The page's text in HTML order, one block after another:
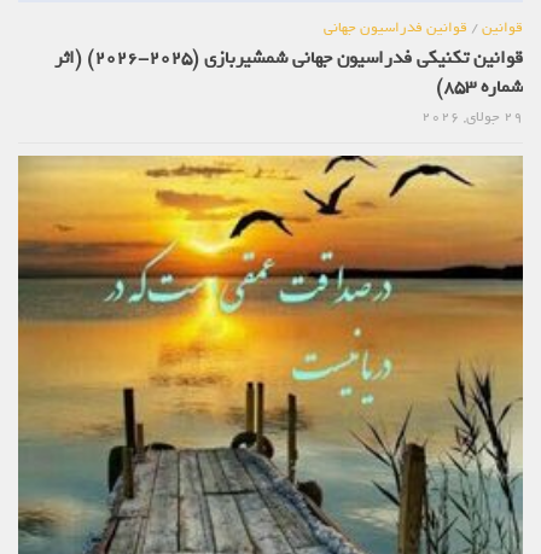
قوانین/قوانین فدراسیون جهانی
قوانین تکنیکی فدراسیون جهانی شمشیربازی (2025-2026) (اثر
شماره 853)